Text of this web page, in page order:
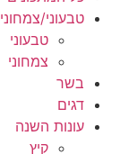
טבעוני/צמחוני
טבעוני
צמחוני
בשר
דגים
עונות השנה
קיץ